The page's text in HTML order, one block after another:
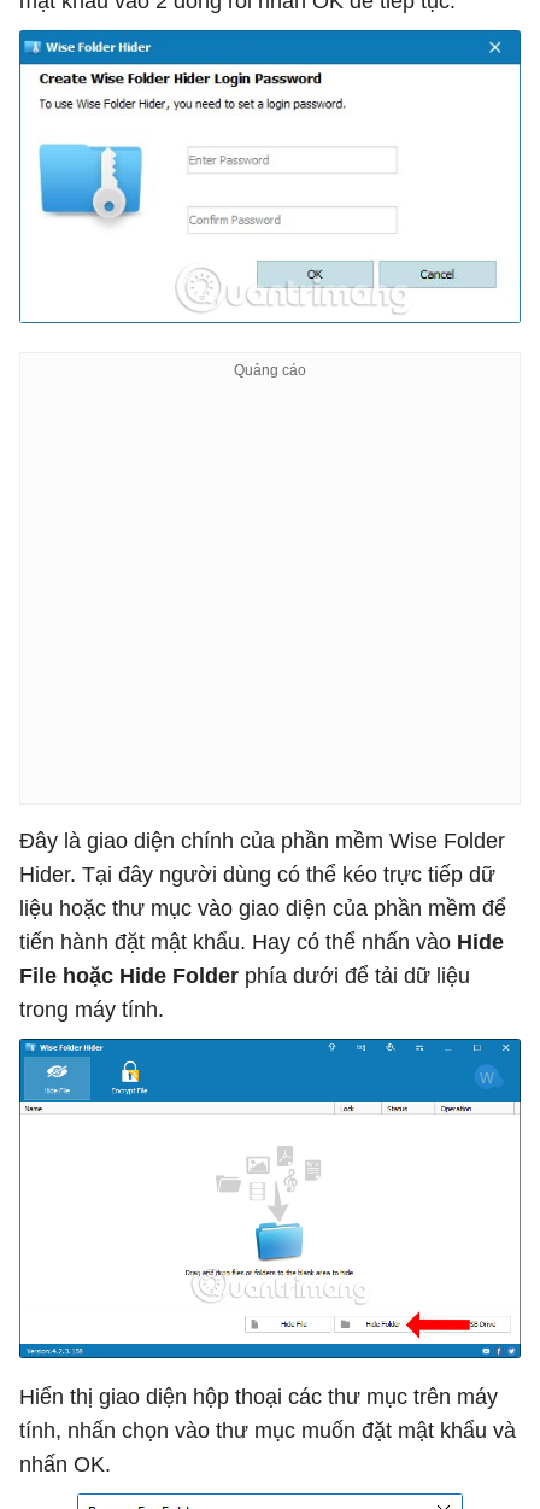
Đây là giao diện chính của phần mềm Wise Folder
Hider. Tại đây người dùng có thể kéo trực tiếp dữ
liệu hoặc thư mục vào giao diện của phần mềm để
tiến hành đặt mật khẩu. Hay có thể nhấn vào Hide
File hoặc Hide Folder phía dưới để tải dữ liệu
trong máy tính.
Hiển thị giao diện hộp thoại các thư mục trên máy
tính, nhấn chọn vào thư mục muốn đặt mật khẩu và
nhấn OK.